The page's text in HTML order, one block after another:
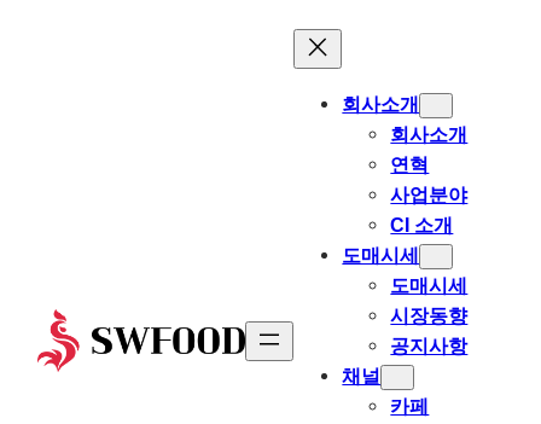
회사소개
회사소개
연혁
사업분야
CI 소개
도매시세
도매시세
시장동향
공지사항
채널
카페